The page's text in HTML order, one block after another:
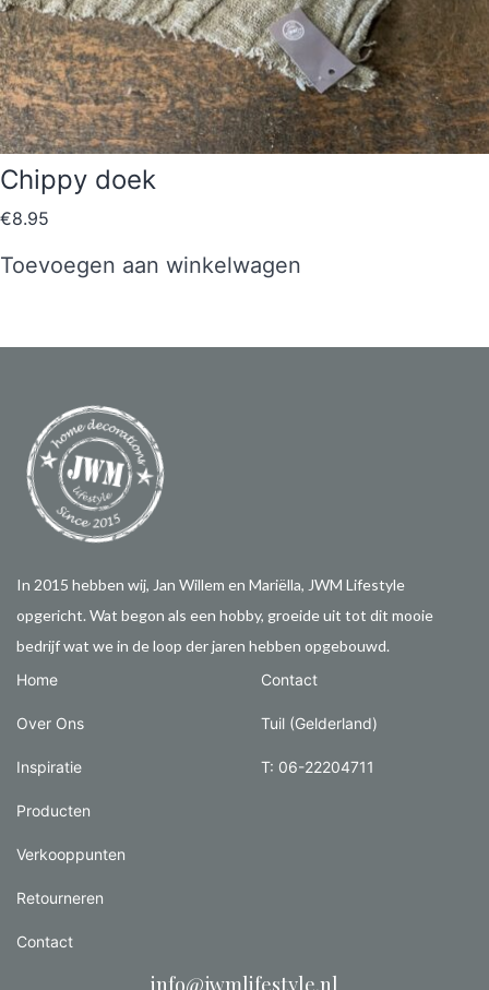
Chippy doek
€8.95
Toevoegen aan winkelwagen
In 2015 hebben wij, Jan Willem en Mariëlla, JWM Lifestyle
opgericht. Wat begon als een hobby, groeide uit tot dit mooie
bedrijf wat we in de loop der jaren hebben opgebouwd.
Home
Over Ons
Inspiratie
Producten
Verkooppunten
Retourneren
Contact
Contact
Tuil (Gelderland)
T: 06-22204711
info@jwmlifestyle.nl